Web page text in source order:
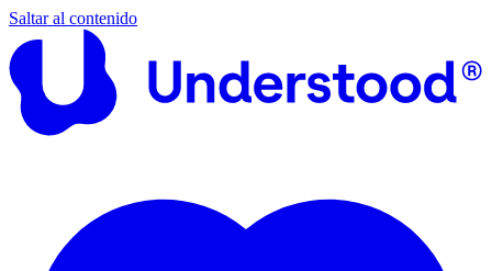
Saltar al contenido